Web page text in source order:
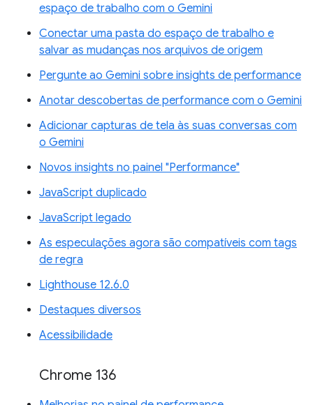
espaço de trabalho com o Gemini
Conectar uma pasta do espaço de trabalho e
salvar as mudanças nos arquivos de origem
Pergunte ao Gemini sobre insights de performance
Anotar descobertas de performance com o Gemini
Adicionar capturas de tela às suas conversas com
o Gemini
Novos insights no painel "Performance"
JavaScript duplicado
JavaScript legado
As especulações agora são compatíveis com tags
de regra
Lighthouse 12.6.0
Destaques diversos
Acessibilidade
Chrome 136